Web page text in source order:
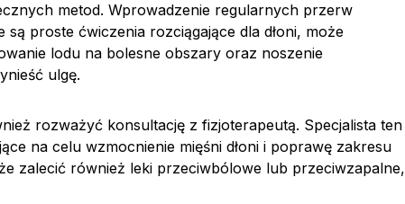
metod. Wprowadzenie regularnych przerw
proste ćwiczenia rozciągające dla dłoni, może
lodu na bolesne obszary oraz noszenie
ulgę.
rozważyć konsultację z fizjoterapeutą. Specjalista ten
na celu wzmocnienie mięśni dłoni i poprawę zakresu
zalecić również leki przeciwbólowe lub przeciwzapalne,